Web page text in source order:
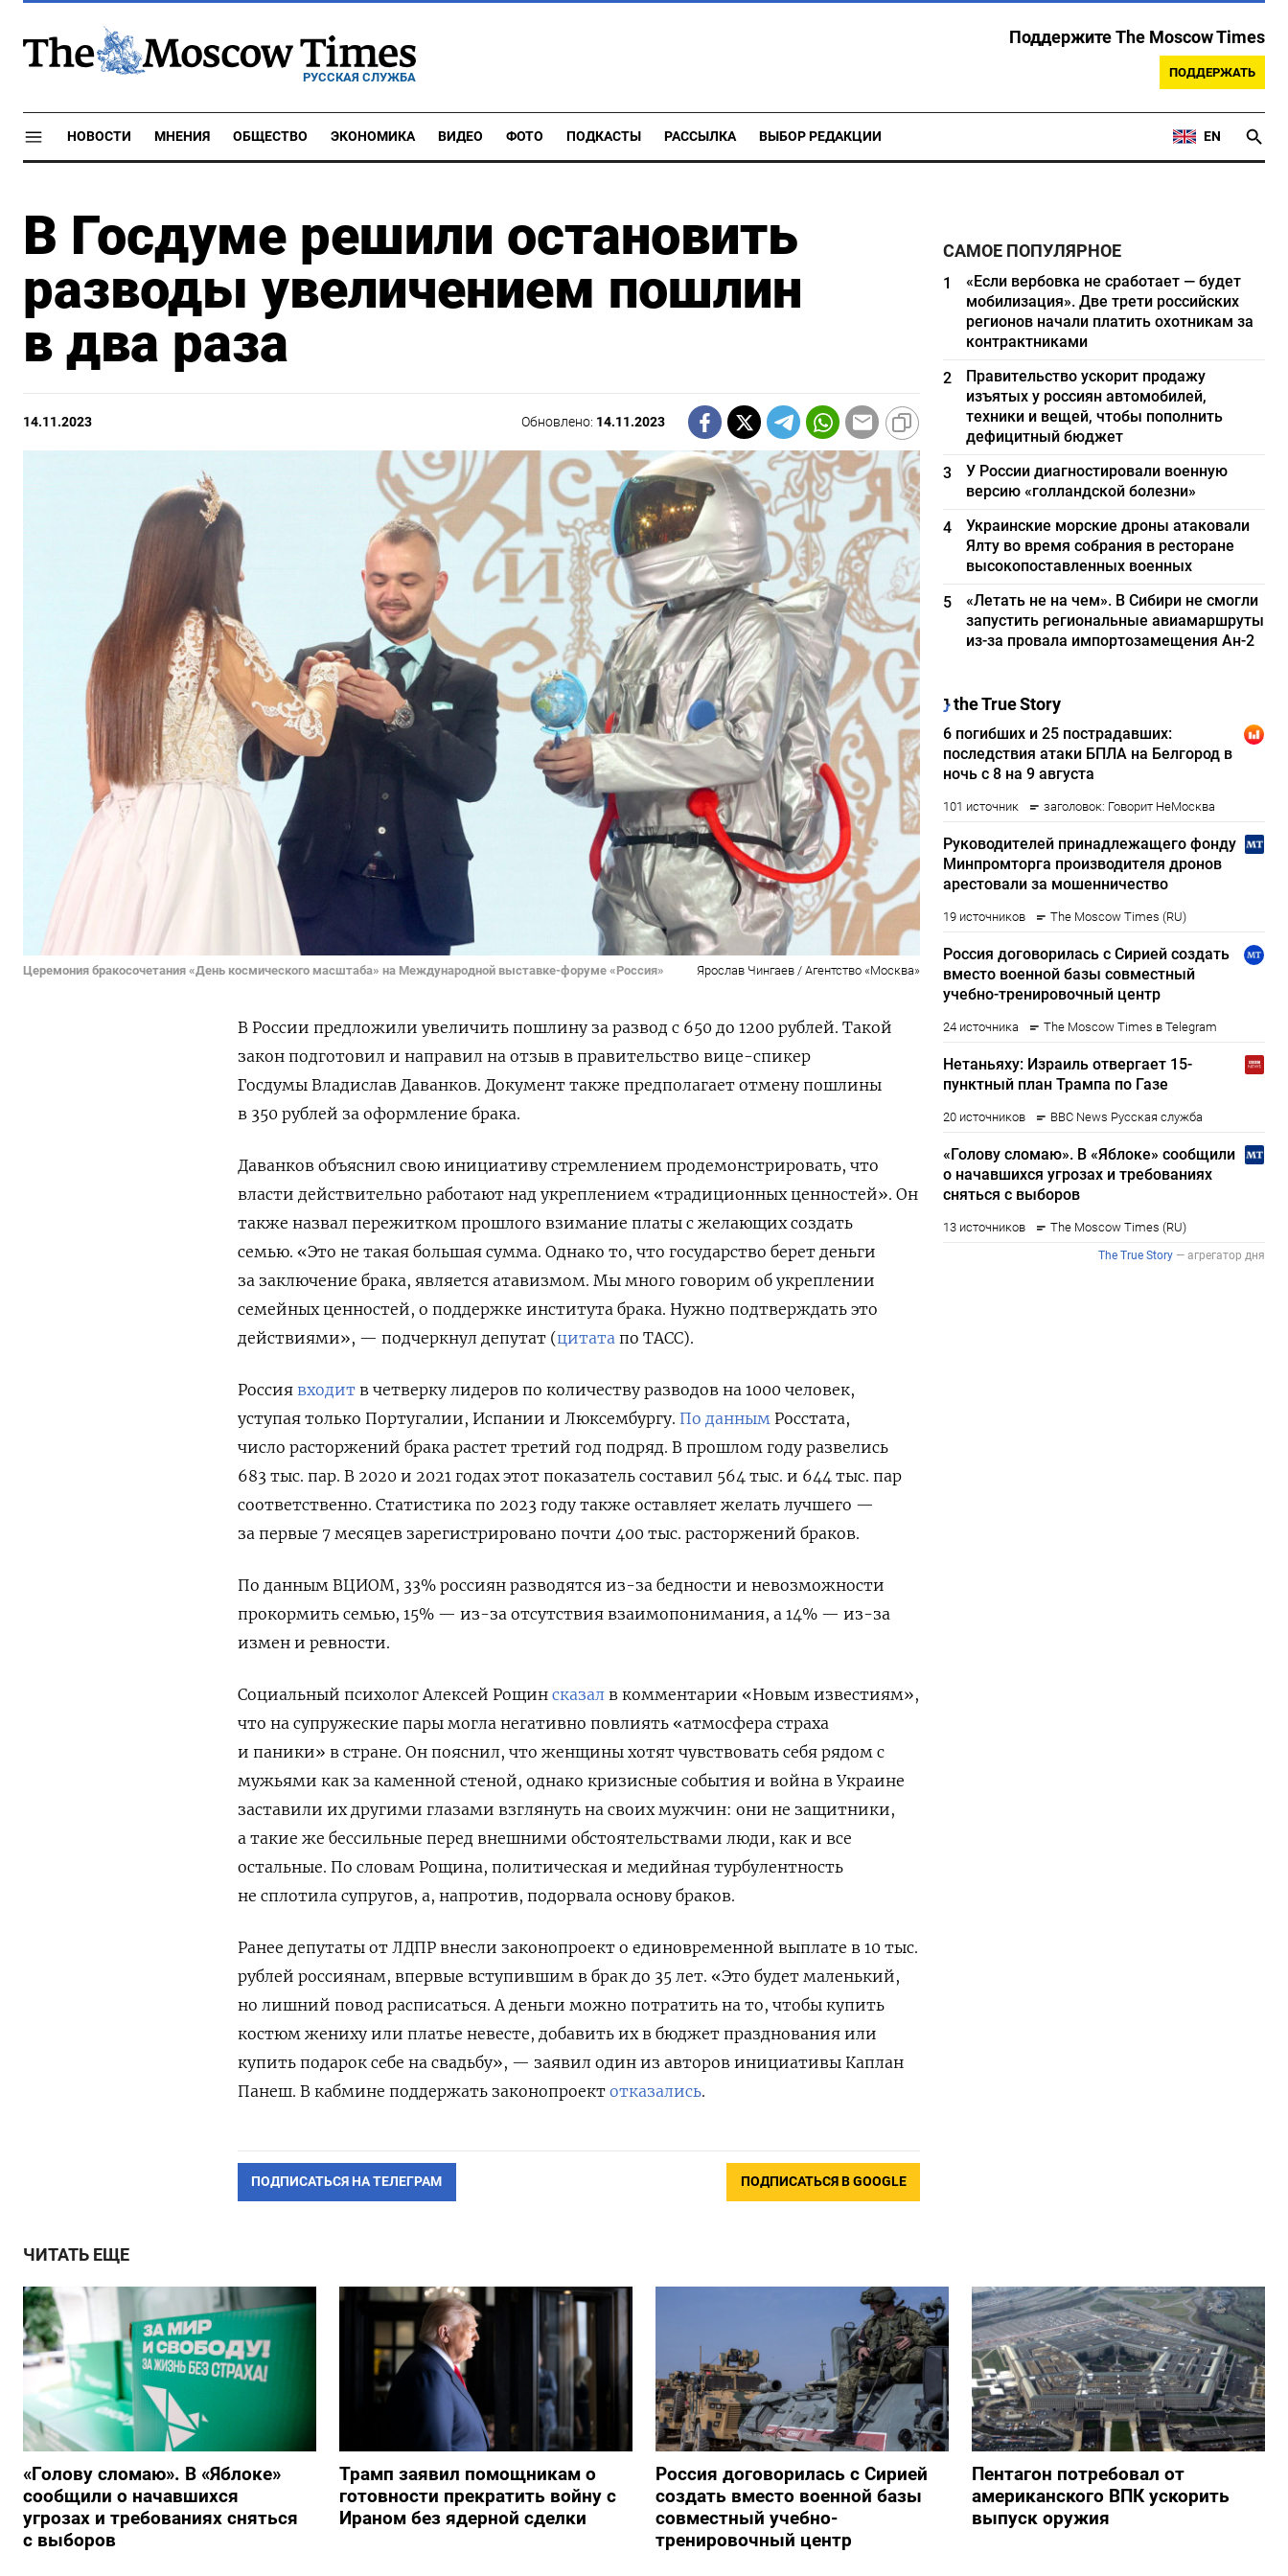
РУССКАЯ СЛУЖБА
Поддержите The Moscow Times
ПОДДЕРЖАТЬ
НОВОСТИ МНЕНИЯ ОБЩЕСТВО ЭКОНОМИКА ВИДЕО ФОТО ПОДКАСТЫ РАССЫЛКА ВЫБОР РЕДАКЦИИ EN
В Госдуме решили остановить
разводы увеличением пошлин
в два раза
14.11.2023 Обновлено: 14.11.2023
Церемония бракосочетания «День космического масштаба» на Международной выставке-форуме «Россия» Ярослав Чингаев / Агентство «Москва»
В России предложили увеличить пошлину за развод с 650 до 1200 рублей. Такой
закон подготовил и направил на отзыв в правительство вице-спикер
Госдумы Владислав Даванков. Документ также предполагает отмену пошлины
в 350 рублей за оформление брака.
Даванков объяснил свою инициативу стремлением продемонстрировать, что
власти действительно работают над укреплением «традиционных ценностей». Он
также назвал пережитком прошлого взимание платы с желающих создать
семью. «Это не такая большая сумма. Однако то, что государство берет деньги
за заключение брака, является атавизмом. Мы много говорим об укреплении
семейных ценностей, о поддержке института брака. Нужно подтверждать это
действиями», — подчеркнул депутат (цитата по ТАСС).
Россия входит в четверку лидеров по количеству разводов на 1000 человек,
уступая только Португалии, Испании и Люксембургу. По данным Росстата,
число расторжений брака растет третий год подряд. В прошлом году развелись
683 тыс. пар. В 2020 и 2021 годах этот показатель составил 564 тыс. и 644 тыс. пар
соответственно. Статистика по 2023 году также оставляет желать лучшего —
за первые 7 месяцев зарегистрировано почти 400 тыс. расторжений браков.
По данным ВЦИОМ, 33% россиян разводятся из-за бедности и невозможности
прокормить семью, 15% — из-за отсутствия взаимопонимания, а 14% — из-за
измен и ревности.
Социальный психолог Алексей Рощин сказал в комментарии «Новым известиям»,
что на супружеские пары могла негативно повлиять «атмосфера страха
и паники» в стране. Он пояснил, что женщины хотят чувствовать себя рядом с
мужьями как за каменной стеной, однако кризисные события и война в Украине
заставили их другими глазами взглянуть на своих мужчин: они не защитники,
а такие же бессильные перед внешними обстоятельствами люди, как и все
остальные. По словам Рощина, политическая и медийная турбулентность
не сплотила супругов, а, напротив, подорвала основу браков.
Ранее депутаты от ЛДПР внесли законопроект о единовременной выплате в 10 тыс.
рублей россиянам, впервые вступившим в брак до 35 лет. «Это будет маленький,
но лишний повод расписаться. А деньги можно потратить на то, чтобы купить
костюм жениху или платье невесте, добавить их в бюджет празднования или
купить подарок себе на свадьбу», — заявил один из авторов инициативы Каплан
Панеш. В кабмине поддержать законопроект отказались.
ПОДПИСАТЬСЯ НА ТЕЛЕГРАМ ПОДПИСАТЬСЯ В GOOGLE
САМОЕ ПОПУЛЯРНОЕ
1
«Если вербовка не сработает — будет
мобилизация». Две трети российских
регионов начали платить охотникам за
контрактниками
2
Правительство ускорит продажу
изъятых у россиян автомобилей,
техники и вещей, чтобы пополнить
дефицитный бюджет
3
У России диагностировали военную
версию «голландской болезни»
4
Украинские морские дроны атаковали
Ялту во время собрания в ресторане
высокопоставленных военных
5
«Летать не на чем». В Сибири не смогли
запустить региональные авиамаршруты
из-за провала импортозамещения Ан-2
ЧИТАТЬ ЕЩЕ
«Голову сломаю». В «Яблоке»
сообщили о начавшихся
угрозах и требованиях сняться
с выборов
Трамп заявил помощникам о
готовности прекратить войну с
Ираном без ядерной сделки
Россия договорилась с Сирией
создать вместо военной базы
совместный учебно-
тренировочный центр
Пентагон потребовал от
американского ВПК ускорить
выпуск оружия